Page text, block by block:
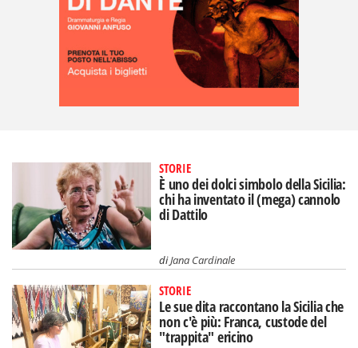
STORIE
È uno dei dolci simbolo della Sicilia:
chi ha inventato il (mega) cannolo
di Dattilo
diJana Cardinale
STORIE
Le sue dita raccontano la Sicilia che
non c'è più: Franca, custode del
"trappita" ericino